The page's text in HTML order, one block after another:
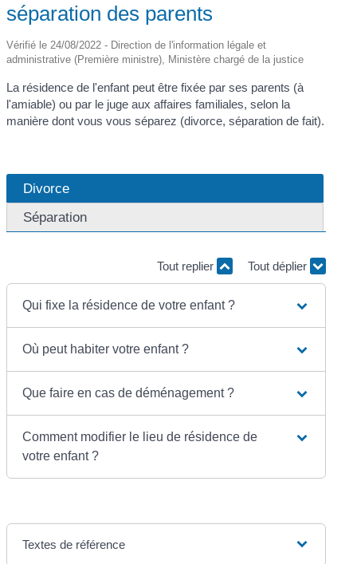
séparation des parents
Vérifié le 24/08/2022 - Direction de l'information légale et
administrative (Première ministre), Ministère chargé de la justice
La résidence de l'enfant peut être fixée par ses parents (à
l'amiable) ou par le juge aux affaires familiales, selon la
manière dont vous vous séparez (divorce, séparation de fait).
Divorce
Séparation
Tout replier Tout déplier
Qui fixe la résidence de votre enfant ?
Où peut habiter votre enfant ?
Que faire en cas de déménagement ?
Comment modifier le lieu de résidence de
votre enfant ?
Textes de référence